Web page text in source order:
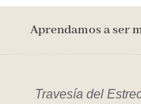
Aprendamos a ser
Travesía del